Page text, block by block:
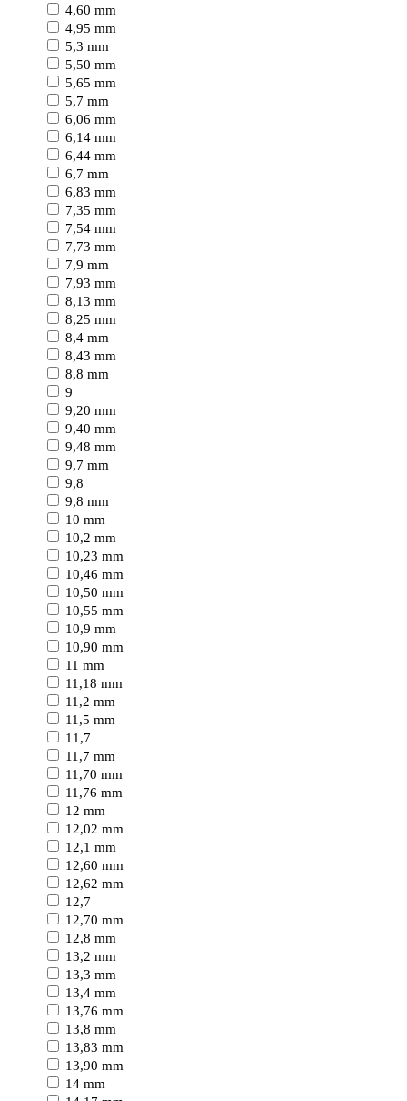
4,60 mm
4,95 mm
5,3 mm
5,50 mm
5,65 mm
5,7 mm
6,06 mm
6,14 mm
6,44 mm
6,7 mm
6,83 mm
7,35 mm
7,54 mm
7,73 mm
7,9 mm
7,93 mm
8,13 mm
8,25 mm
8,4 mm
8,43 mm
8,8 mm
9
9,20 mm
9,40 mm
9,48 mm
9,7 mm
9,8
9,8 mm
10 mm
10,2 mm
10,23 mm
10,46 mm
10,50 mm
10,55 mm
10,9 mm
10,90 mm
11 mm
11,18 mm
11,2 mm
11,5 mm
11,7
11,7 mm
11,70 mm
11,76 mm
12 mm
12,02 mm
12,1 mm
12,60 mm
12,62 mm
12,7
12,70 mm
12,8 mm
13,2 mm
13,3 mm
13,4 mm
13,76 mm
13,8 mm
13,83 mm
13,90 mm
14 mm